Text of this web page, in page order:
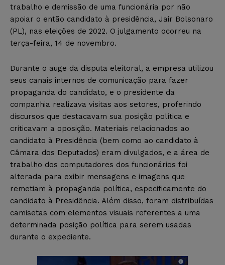
trabalho e demissão de uma funcionária por não
apoiar o então candidato à presidência, Jair Bolsonaro
(PL), nas eleições de 2022. O julgamento ocorreu na
terça-feira, 14 de novembro.
Durante o auge da disputa eleitoral, a empresa utilizou
seus canais internos de comunicação para fazer
propaganda do candidato, e o presidente da
companhia realizava visitas aos setores, proferindo
discursos que destacavam sua posição política e
criticavam a oposição. Materiais relacionados ao
candidato à Presidência (bem como ao candidato à
Câmara dos Deputados) eram divulgados, e a área de
trabalho dos computadores dos funcionários foi
alterada para exibir mensagens e imagens que
remetiam à propaganda política, especificamente do
candidato à Presidência. Além disso, foram distribuídas
camisetas com elementos visuais referentes a uma
determinada posição política para serem usadas
durante o expediente.